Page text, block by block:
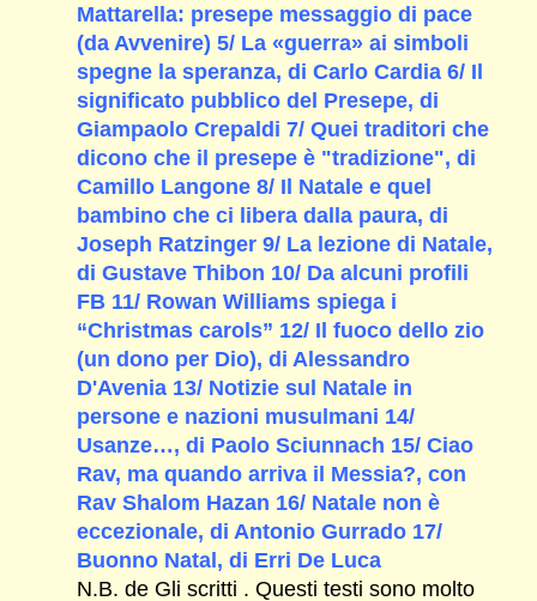
Mattarella: presepe messaggio di pace
(da Avvenire) 5/ La «guerra» ai simboli
spegne la speranza, di Carlo Cardia 6/ Il
significato pubblico del Presepe, di
Giampaolo Crepaldi 7/ Quei traditori che
dicono che il presepe è "tradizione", di
Camillo Langone 8/ Il Natale e quel
bambino che ci libera dalla paura, di
Joseph Ratzinger 9/ La lezione di Natale,
di Gustave Thibon 10/ Da alcuni profili
FB 11/ Rowan Williams spiega i
“Christmas carols” 12/ Il fuoco dello zio
(un dono per Dio), di Alessandro
D'Avenia 13/ Notizie sul Natale in
persone e nazioni musulmani 14/
Usanze…, di Paolo Sciunnach 15/ Ciao
Rav, ma quando arriva il Messia?, con
Rav Shalom Hazan 16/ Natale non è
eccezionale, di Antonio Gurrado 17/
Buonno Natal, di Erri De Luca
N.B. de Gli scritti . Questi testi sono molto